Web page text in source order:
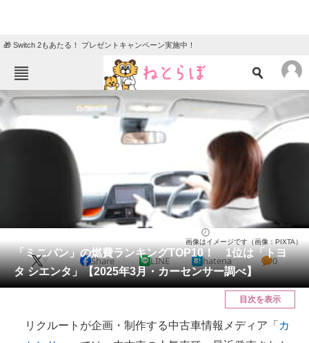
🎁 Switch 2もあたる！ プレゼントキャンペーン実施中！
ねとらぼメニュー
TOP ニュース
クイズ
教育・育児
リサーチ
会員記事
メディア
ITの今と未来を見通す
「ミニバン」の燃費ランキングTOP10！ 1位は「トヨ
タ シエンタ」【2025年3月・カーセンサー調べ】
画像はイメージです（画像：PIXTA）
X Share LINE hatena 0
目次を表示
リクルートが企画・制作する中古車情報メディア「 カ